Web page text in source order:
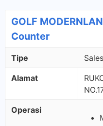
GOLF
Counter
Tipe
Alamat
Operasi